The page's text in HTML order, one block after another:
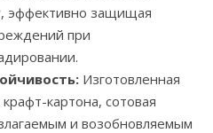
эффективно защищая
при
Изготовленная
картона, сотовая
и возобновляемым